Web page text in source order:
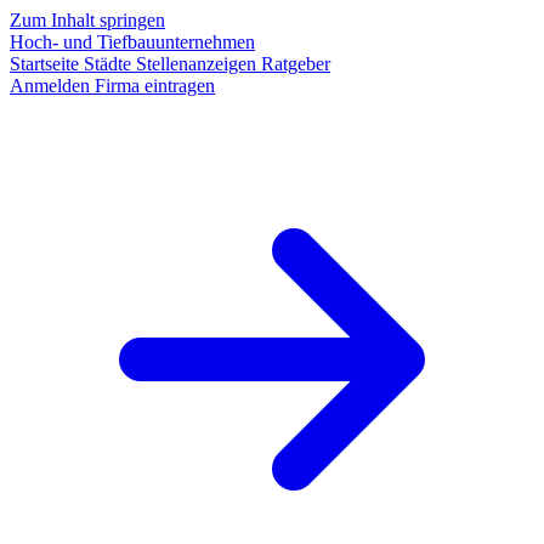
Zum Inhalt springen
Hoch- und Tiefbauunternehmen
Startseite Städte Stellenanzeigen Ratgeber
Anmelden Firma eintragen